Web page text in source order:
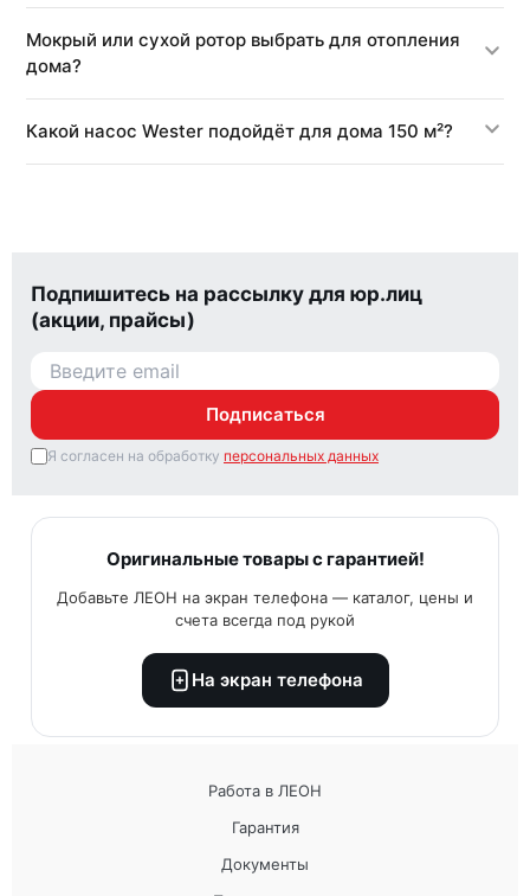
Мокрый или сухой ротор выбрать для отопления
дома?
Какой насос Wester подойдёт для дома 150 м²?
Подпишитесь на рассылку для юр.лиц
(акции, прайсы)
Подписаться
Я согласен на обработку персональных данных
Оригинальные товары с гарантией!
Добавьте ЛЕОН на экран телефона — каталог, цены и
счета всегда под рукой
На экран телефона
Работа в ЛЕОН
Гарантия
Документы